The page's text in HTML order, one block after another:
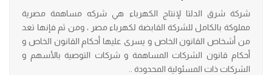
شركة شرق الدلتا لإنتاج الكهرباء هي شركه مساهمة مصرية
مملوكة بالكامل للشركة القابضة لكهرباء مصر ، ومن ثم فإنها تعد
من أشخاص القانون الخاص و يسرى عليها أحكام القانون الخاص و
أحكام قانون الشركات المساهمة و شركات التوصية بالأسهم و
الشركات ذات المسئولية المحدودة ..